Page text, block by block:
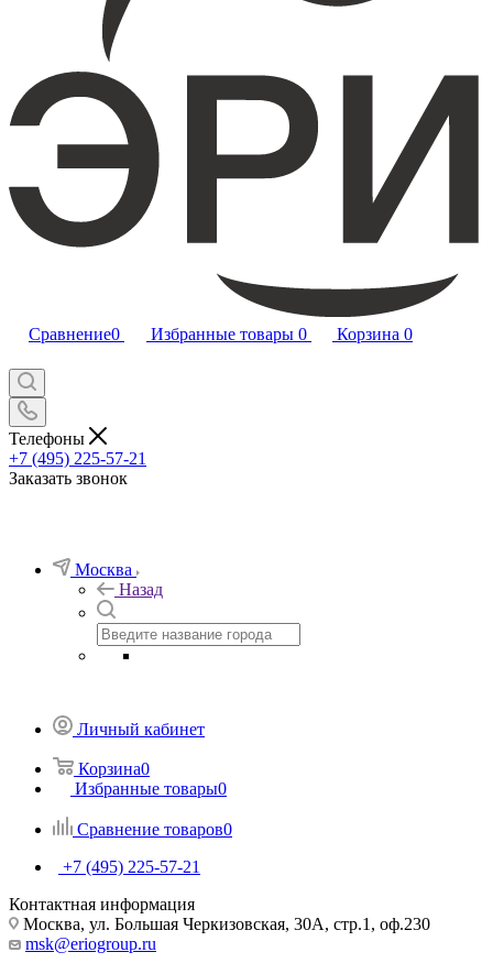
Сравнение0 Избранные товары 0 Корзина 0
Телефоны
+7 (495) 225-57-21
Заказать звонок
Москва
Назад
Личный кабинет
Корзина0
Избранные товары0
Сравнение товаров0
+7 (495) 225-57-21
Контактная информация
Москва, ул. Большая Черкизовская, 30А, стр.1, оф.230
msk@eriogroup.ru